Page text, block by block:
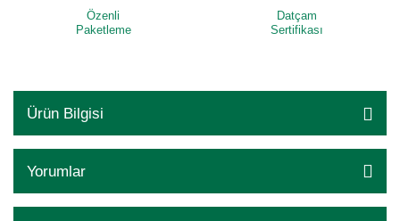
Özenli
Paketleme
Datçam
Sertifikası
Ürün Bilgisi
Yorumlar